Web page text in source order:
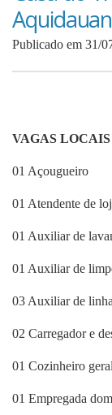
Anuncie
Publicado em 31/
VAGAS
01 Açougueiro
01 Atendente de
01 Auxiliar de
01 Auxiliar de
03 Auxiliar de
02 Carregador e
01 Cozinheiro geral
01 Empregada